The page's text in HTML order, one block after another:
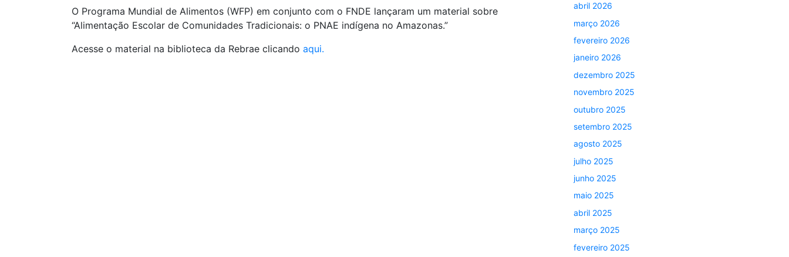
O Programa Mundial de Alimentos (WFP) em conjunto com o FNDE lançaram um material sobre
“Alimentação Escolar de Comunidades Tradicionais: o PNAE indígena no Amazonas.”
Acesse o material na biblioteca da Rebrae clicando aqui.
abril 2026
março 2026
fevereiro 2026
janeiro 2026
dezembro 2025
novembro 2025
outubro 2025
setembro 2025
agosto 2025
julho 2025
junho 2025
maio 2025
abril 2025
março 2025
fevereiro 2025